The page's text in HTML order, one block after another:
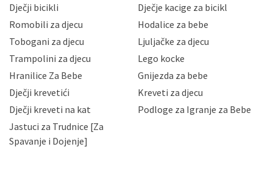
gubitka ili uništenja. Mae.hr štiti privatnost svojih
korisnika i posjetitelja web stranica, čuva povjerljivost
Vaših osobnih podataka te omogućava pristup i
priopćavanje osobnih podataka samo onim svojim
zaposlenicima kojima su isti potrebni radi provedbe
slučajevima koji su dozvoljeni zakonima. Napominjemo
da možete u svako doba, u potpunosti ili djelomice,
zatražiti prestanak aktivnosti obrade Vaših osobnih
podataka. Opoziv privole možete podnijeti poštom na
gore navedenu adresu ili e-mailom na adresu:
Dječji bicikli
Dječje kacige za bicikl
Romobili za djecu
Hodalice za bebe
Tobogani za djecu
Ljuljačke za djecu
Trampolini za djecu
Lego kocke
Hranilice Za Bebe
Gnijezda za bebe
Dječji krevetići
Kreveti za djecu
Dječji kreveti na kat
Podloge za Igranje za Bebe
Jastuci za Trudnice [Za
Spavanje i Dojenje]